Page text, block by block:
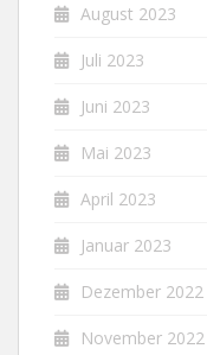
August 2023
Juli 2023
Juni 2023
Mai 2023
April 2023
Januar 2023
Dezember 2022
November 2022